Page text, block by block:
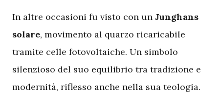
In altre occasioni fu visto con un Junghans
solare, movimento al quarzo ricaricabile
tramite celle fotovoltaiche. Un simbolo
silenzioso del suo equilibrio tra tradizione e
modernità, riflesso anche nella sua teologia.